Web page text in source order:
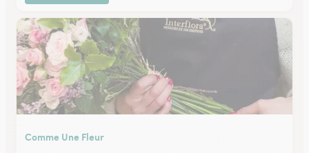
Comme Une Fleur